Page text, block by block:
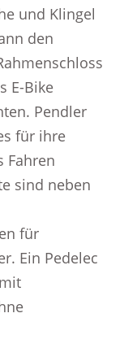
und Klingel
den
E-Bike
Pendler
für ihre
Fahren
sind neben
für
Ein Pedelec